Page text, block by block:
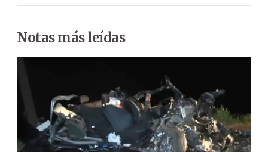
Notas más leídas